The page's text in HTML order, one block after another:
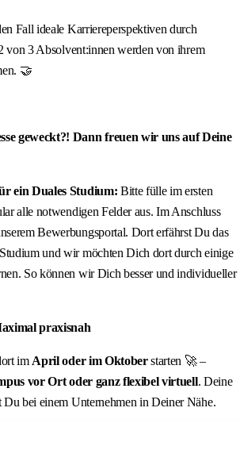
Fall ideale Karriereperspektiven durch
von 3 Absolvent:innen werden von ihrem
🤝
geweckt?! Dann freuen wir uns auf Deine
ein Duales Studium: Bitte fülle im ersten
alle notwendigen Felder aus. Im Anschluss
Bewerbungsportal. Dort erfährst Du das
und wir möchten Dich dort durch einige
So können wir Dich besser und individueller
praxisnah
im April oder im Oktoberstarten 🚀 –
vor Ort oder ganz flexibel virtuell. Deine
Du bei einem Unternehmen in Deiner Nähe.